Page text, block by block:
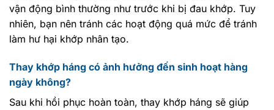
vận động bình thường như trước khi bị đau khớp. Tuy
nhiên, bạn nên tránh các hoạt động quá mức để tránh
làm hư hại khớp nhân tạo.
Thay khớp háng có ảnh hưởng đến sinh hoạt hàng
ngày không?
Sau khi hồi phục hoàn toàn, thay khớp háng sẽ giúp